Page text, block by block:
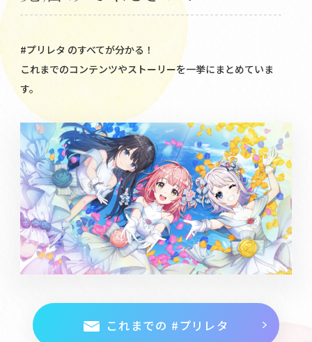
#プリレタ のすべてが分かる！
これまでのコンテンツやストーリーを一挙にまとめていま
す。
これまでの #プリレタ